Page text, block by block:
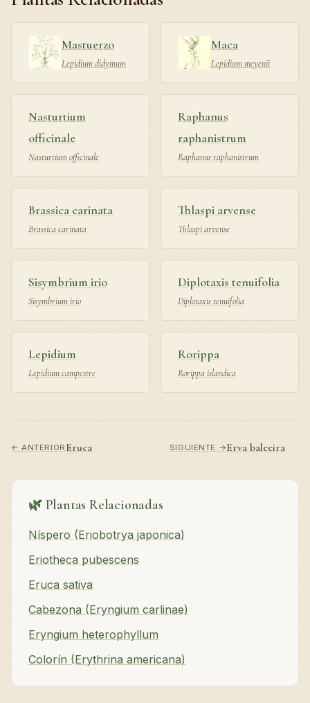
Mastuerzo
Lepidium didymum
Maca
Lepidium meyenii
Nasturtium
officinale
Nasturtium officinale
Raphanus
raphanistrum
Raphanus raphanistrum
Brassica carinata
Brassica carinata
Thlaspi arvense
Thlaspi arvense
Sisymbrium irio
Sisymbrium irio
Diplotaxis tenuifolia
Diplotaxis tenuifolia
Lepidium
Lepidium campestre
Rorippa
Rorippa islandica
← ANTERIOREruca SIGUIENTE →Erva baleeira
🌿 Plantas Relacionadas
Níspero (Eriobotrya japonica)
Eriotheca pubescens
Eruca sativa
Cabezona (Eryngium carlinae)
Eryngium heterophyllum
Colorín (Erythrina americana)